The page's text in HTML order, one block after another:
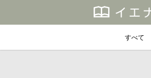
すべて